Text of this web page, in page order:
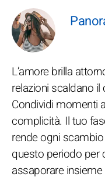
L’amore brilla
relazioni scaldano
Condividi momenti
complicità. Il tuo
rende ogni
questo periodo per
assaporare